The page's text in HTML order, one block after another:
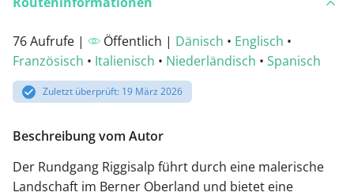
76 Aufrufe | Öffentlich | Dänisch • Englisch •
Französisch • Italienisch • Niederländisch • Spanisch
Zuletzt überprüft: 19 März 2026
Beschreibung vom Autor
Der Rundgang Riggisalp führt durch eine malerische
Landschaft im Berner Oberland und bietet eine